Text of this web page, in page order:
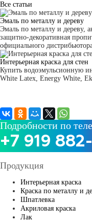
Все статьи
Эмаль по металлу и дереву
Эмаль по металлу и дереву,
защитно-декоративная
официального
Интерьерная краска для стен
Купить водоэмульсионную
White Latex, Energy White,
Подробности по
+7 919
Продукция
Интерьерная краска
Краска по металлу и
Шпатлевка
Акриловая краска
Лак